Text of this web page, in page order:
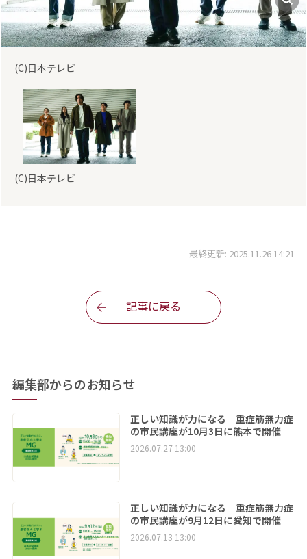
(C)日本テレビ
(C)日本テレビ
最終更新: 2025.11.26 14:21
記事に戻る
編集部からのお知らせ
正しい知識が力になる 重症筋無力症
の市民講座が10月3日に熊本で開催
2026.07.27 13:00
正しい知識が力になる 重症筋無力症
の市民講座が9月12日に愛知で開催
2026.07.13 13:00